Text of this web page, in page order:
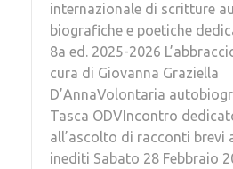
internazionale di scritture
biografiche e poetiche
8a ed. 2025-2026
cura di Giovanna Graziella
D’AnnaVolontaria
Tasca ODVIncontro
all’ascolto di racconti brevi
inediti Sabato 28 Febbraio